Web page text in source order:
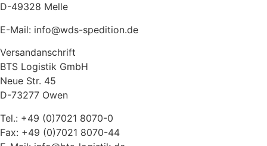
D-49328 Melle
E-Mail: info@wds-spedition.de
Versandanschrift
BTS Logistik GmbH
Neue Str. 45
D-73277 Owen
Tel.: +49 (0)7021 8070-0
Fax: +49 (0)7021 8070-44